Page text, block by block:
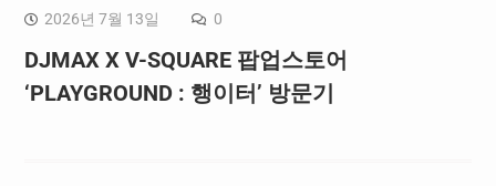
2026년 7월 13일 0
DJMAX X V-SQUARE 팝업스토어
‘PLAYGROUND : 행이터’ 방문기